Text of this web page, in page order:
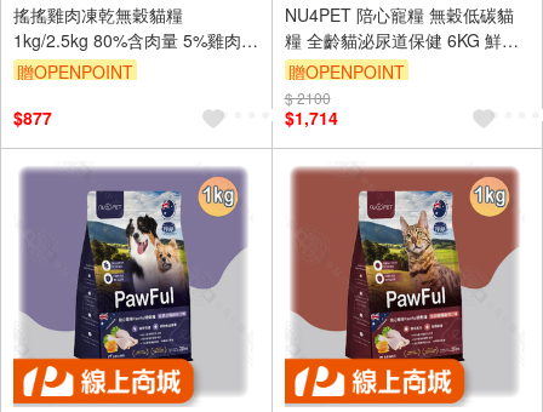
搖搖雞肉凍乾無穀貓糧
1kg/2.5kg 80%含肉量 5%雞肉凍
乾 泌尿保健
贈OPENPOINT
$877
NU4PET 陪心寵糧 無穀低碳貓
糧 全齡貓泌尿道保健 6KG 鮮雞
野莓口味 爆毛配方 貓飼料
贈OPENPOINT
$ 2100
$1,714